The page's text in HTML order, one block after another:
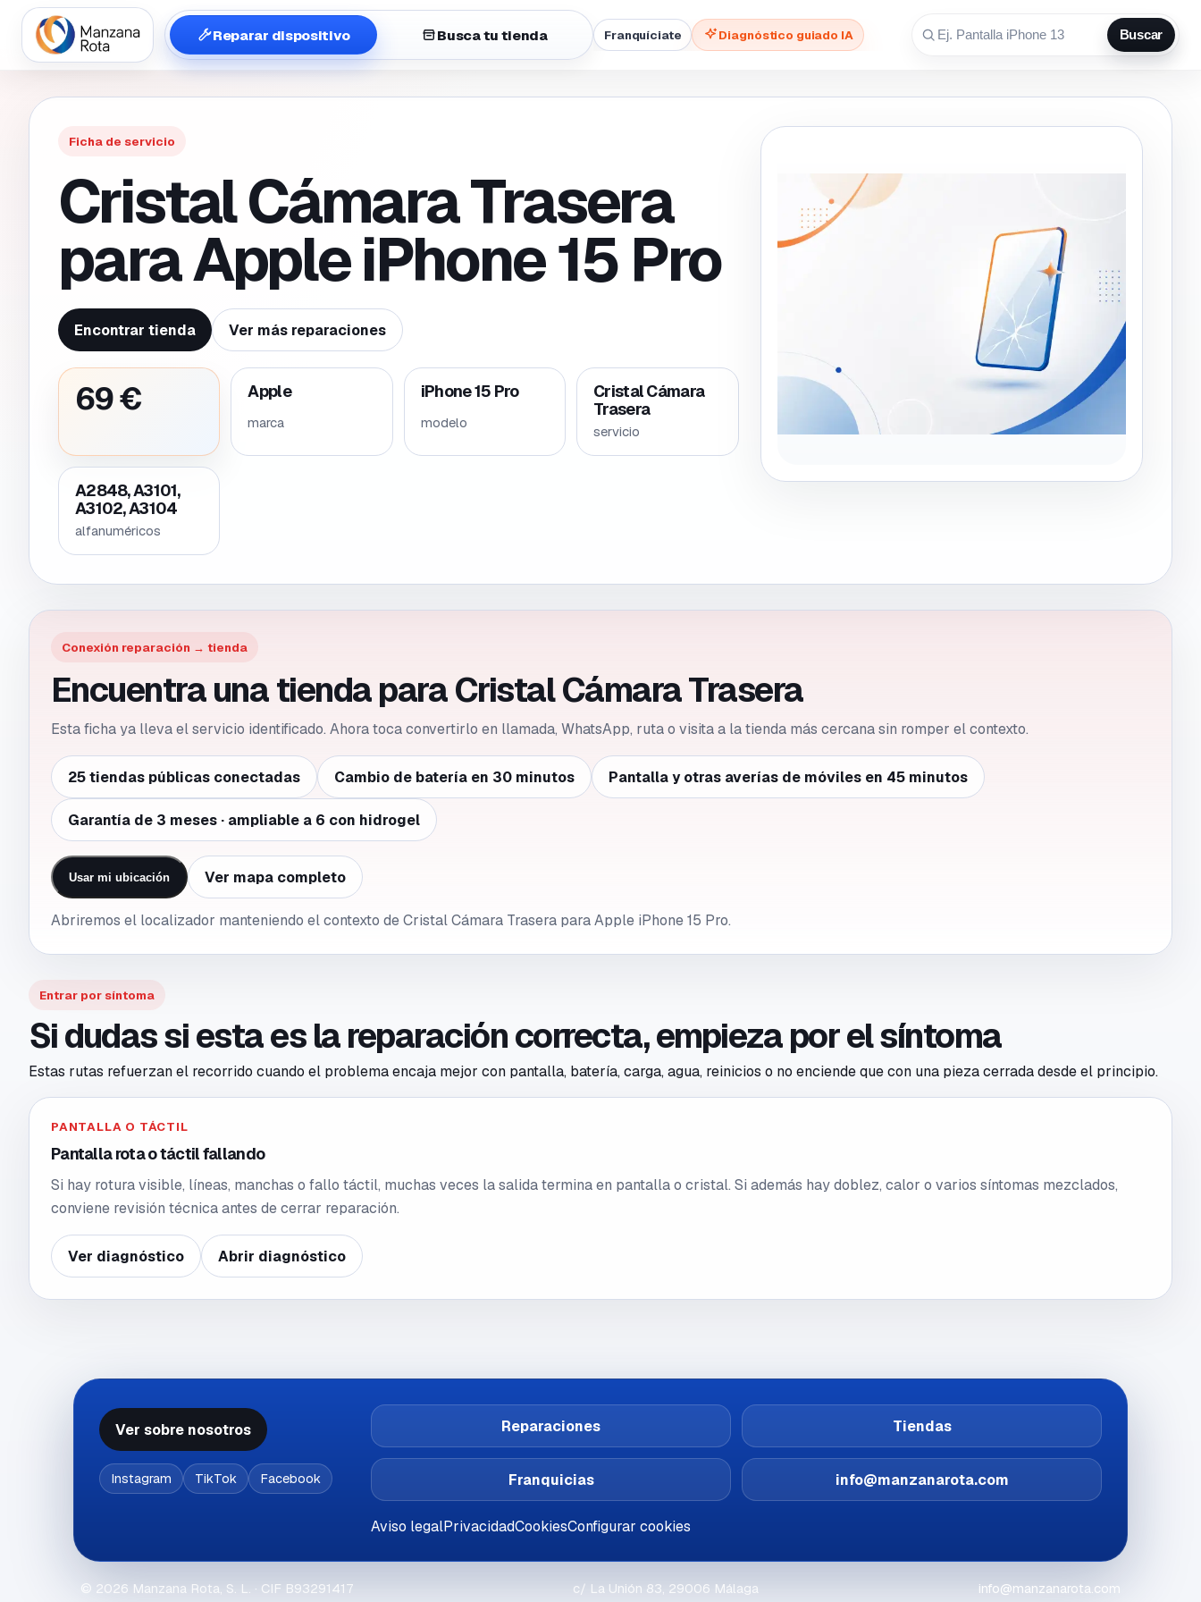
Reparar dispositivo Busca tu tienda Franquíciate Diagnóstico guiado IA Buscar
Ficha de servicio
Cristal Cámara Trasera
para Apple iPhone 15 Pro
Encontrar tienda Ver más reparaciones
69 € Apple
marca
iPhone 15 Pro
modelo
Cristal Cámara
Trasera
servicio
A2848, A3101,
A3102, A3104
alfanuméricos
Conexión reparación → tienda
Encuentra una tienda para Cristal Cámara Trasera
Esta ficha ya lleva el servicio identificado. Ahora toca convertirlo en llamada, WhatsApp, ruta o visita a la tienda más cercana sin romper el contexto.
25 tiendas públicas conectadas Cambio de batería en 30 minutos Pantalla y otras averías de móviles en 45 minutos
Garantía de 3 meses · ampliable a 6 con hidrogel
Usar mi ubicación Ver mapa completo
Abriremos el localizador manteniendo el contexto de Cristal Cámara Trasera para Apple iPhone 15 Pro.
Entrar por síntoma
Si dudas si esta es la reparación correcta, empieza por el síntoma
Estas rutas refuerzan el recorrido cuando el problema encaja mejor con pantalla, batería, carga, agua, reinicios o no enciende que con una pieza cerrada desde el principio.
PANTALLA O TÁCTIL
Pantalla rota o táctil fallando
Si hay rotura visible, líneas, manchas o fallo táctil, muchas veces la salida termina en pantalla o cristal. Si además hay doblez, calor o varios síntomas mezclados,
conviene revisión técnica antes de cerrar reparación.
Ver diagnóstico Abrir diagnóstico
Ver sobre nosotros
Instagram TikTok Facebook
Reparaciones Tiendas
Franquicias info@manzanarota.com
Aviso legalPrivacidadCookiesConfigurar cookies
© 2026 Manzana Rota, S. L. · CIF B93291417 c/ La Unión 83, 29006 Málaga info@manzanarota.com